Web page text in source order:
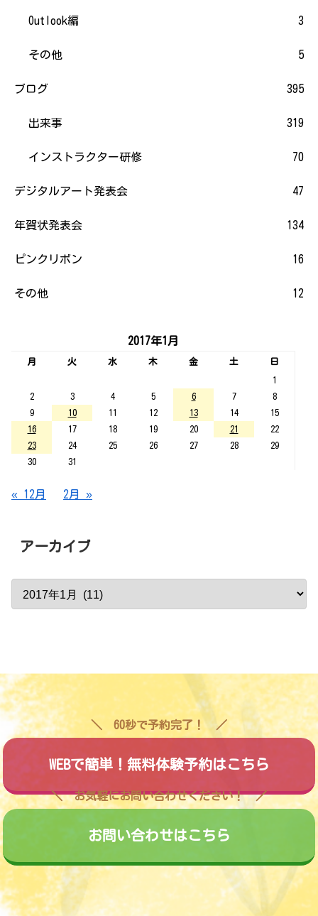
Outlook編 3
その他 5
ブログ 395
出来事 319
インストラクター研修 70
デジタルアート発表会 47
年賀状発表会 134
ピンクリボン 16
その他 12
2017年1月
月 火 水 木 金 土
日
1
2
3 4 5 6 7
8
9
10 11 12 13 14
15
16
17 18 19 20 21
22
23
24 25 26 27 28
29
30
31
« 12月 2月 »
アーカイブ
60秒で予約完了！
WEBで簡単！無料体験予約はこちら
お気軽にお問い合わせください！
お問い合わせはこちら